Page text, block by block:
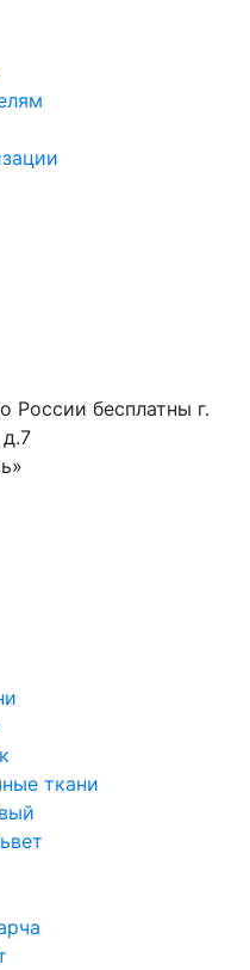
бесплатны г.
ткани